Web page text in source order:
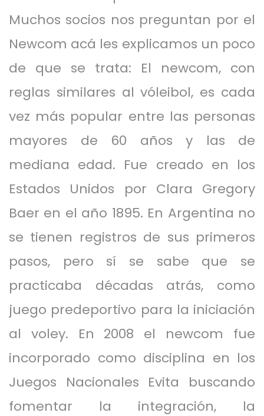
Muchos socios nos preguntan por el
Newcom acá les explicamos un poco
de que se trata: El newcom, con
reglas similares al vóleibol, es cada
vez más popular entre las personas
mayores de 60 años y las de
mediana edad. Fue creado en los
Estados Unidos por Clara Gregory
Baer en el año 1895. En Argentina no
se tienen registros de sus primeros
pasos, pero sí se sabe que se
practicaba décadas atrás, como
juego predeportivo para la iniciación
al voley. En 2008 el newcom fue
incorporado como disciplina en los
Juegos Nacionales Evita buscando
fomentar la integración, la